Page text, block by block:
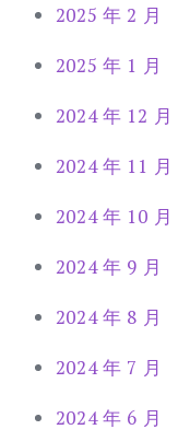
2025 年 2 月
2025 年 1 月
2024 年 12 月
2024 年 11 月
2024 年 10 月
2024 年 9 月
2024 年 8 月
2024 年 7 月
2024 年 6 月